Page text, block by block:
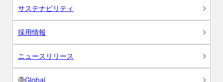
サステナビリティ
採用情報
ニュースリリース
Global